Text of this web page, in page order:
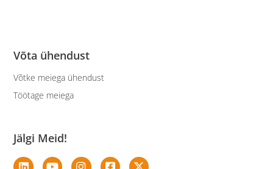
Võta ühendust
Võtke meiega ühendust
Töötage meiega
Jälgi Meid!